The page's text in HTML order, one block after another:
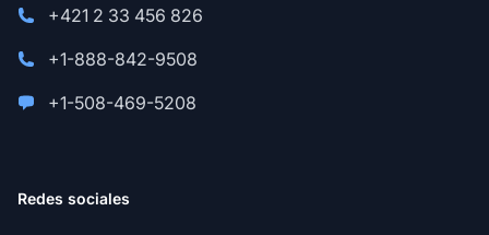
+421 2 33 456 826
+1-888-842-9508
+1-508-469-5208
Redes sociales